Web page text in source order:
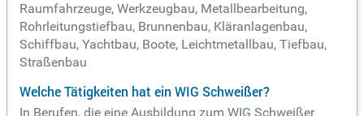
Raumfahrzeuge, Werkzeugbau, Metallbearbeitung,
Rohrleitungstiefbau, Brunnenbau, Kläranlagenbau,
Schiffbau, Yachtbau, Boote, Leichtmetallbau, Tiefbau,
Straßenbau
Welche Tätigkeiten hat ein WIG Schweißer?
In Berufen, die eine Ausbildung zum WIG Schweißer